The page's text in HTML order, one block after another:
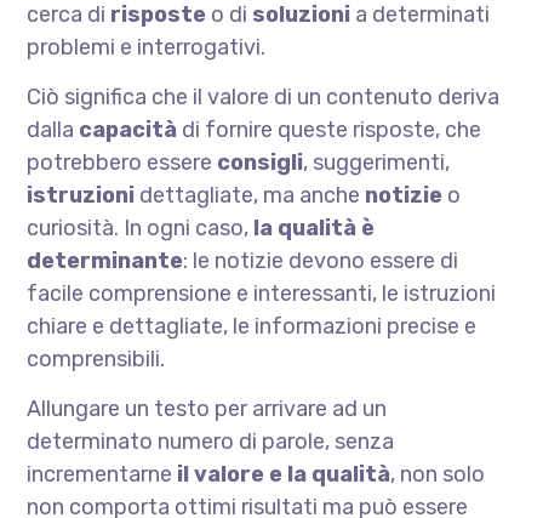
cerca di risposte o di soluzioni a determinati
problemi e interrogativi.
Ciò significa che il valore di un contenuto deriva
dalla capacità di fornire queste risposte, che
potrebbero essere consigli, suggerimenti,
istruzioni dettagliate, ma anche notizie o
curiosità. In ogni caso, la qualità è
determinante: le notizie devono essere di
facile comprensione e interessanti, le istruzioni
chiare e dettagliate, le informazioni precise e
comprensibili.
Allungare un testo per arrivare ad un
determinato numero di parole, senza
incrementarne il valore e la qualità, non solo
non comporta ottimi risultati ma può essere